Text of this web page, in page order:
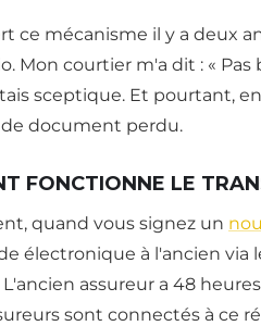
ce mécanisme il y a deux
Mon courtier m'a dit : «
sceptique. Et pourtant,
de document perdu.
FONCTIONNE LE
quand vous signez un
électronique à l'ancien via
L'ancien assureur a 48
sont connectés à ce